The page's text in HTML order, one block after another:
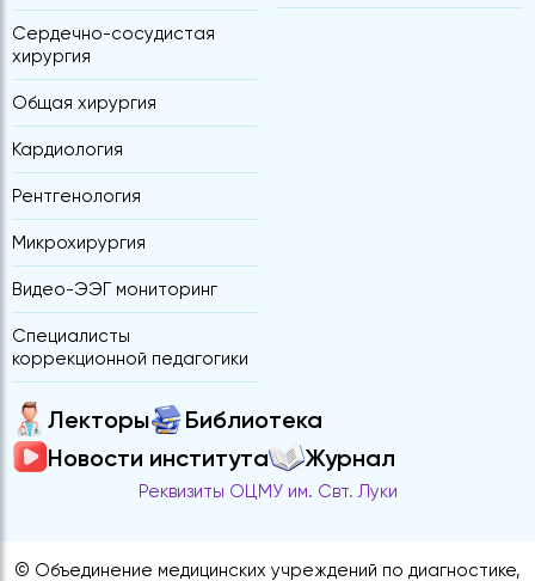
Сердечно-сосудистая
хирургия
Общая хирургия
Кардиология
Рентгенология
Микрохирургия
Видео-ЭЭГ мониторинг
Специалисты
коррекционной педагогики
Лекторы
Библиотека
Новости института
Журнал
Реквизиты ОЦМУ им. Свт. Луки
© Объединение медицинских учреждений по диагностике,